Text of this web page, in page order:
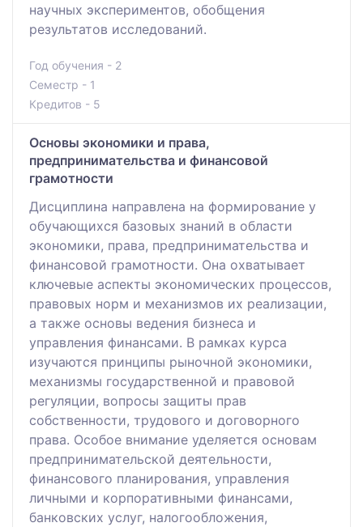
научных экспериментов, обобщения
результатов исследований.
Год обучения - 2
Семестр - 1
Кредитов - 5
Основы экономики и права,
предпринимательства и финансовой
грамотности
Дисциплина направлена на формирование у
обучающихся базовых знаний в области
экономики, права, предпринимательства и
финансовой грамотности. Она охватывает
ключевые аспекты экономических процессов,
правовых норм и механизмов их реализации,
а также основы ведения бизнеса и
управления финансами. В рамках курса
изучаются принципы рыночной экономики,
механизмы государственной и правовой
регуляции, вопросы защиты прав
собственности, трудового и договорного
права. Особое внимание уделяется основам
предпринимательской деятельности,
финансового планирования, управления
личными и корпоративными финансами,
банковских услуг, налогообложения,